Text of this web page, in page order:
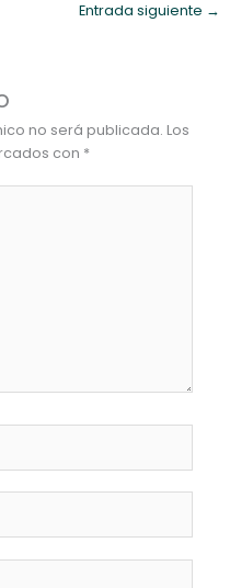
Entrada siguiente →
no será publicada. Los
con *